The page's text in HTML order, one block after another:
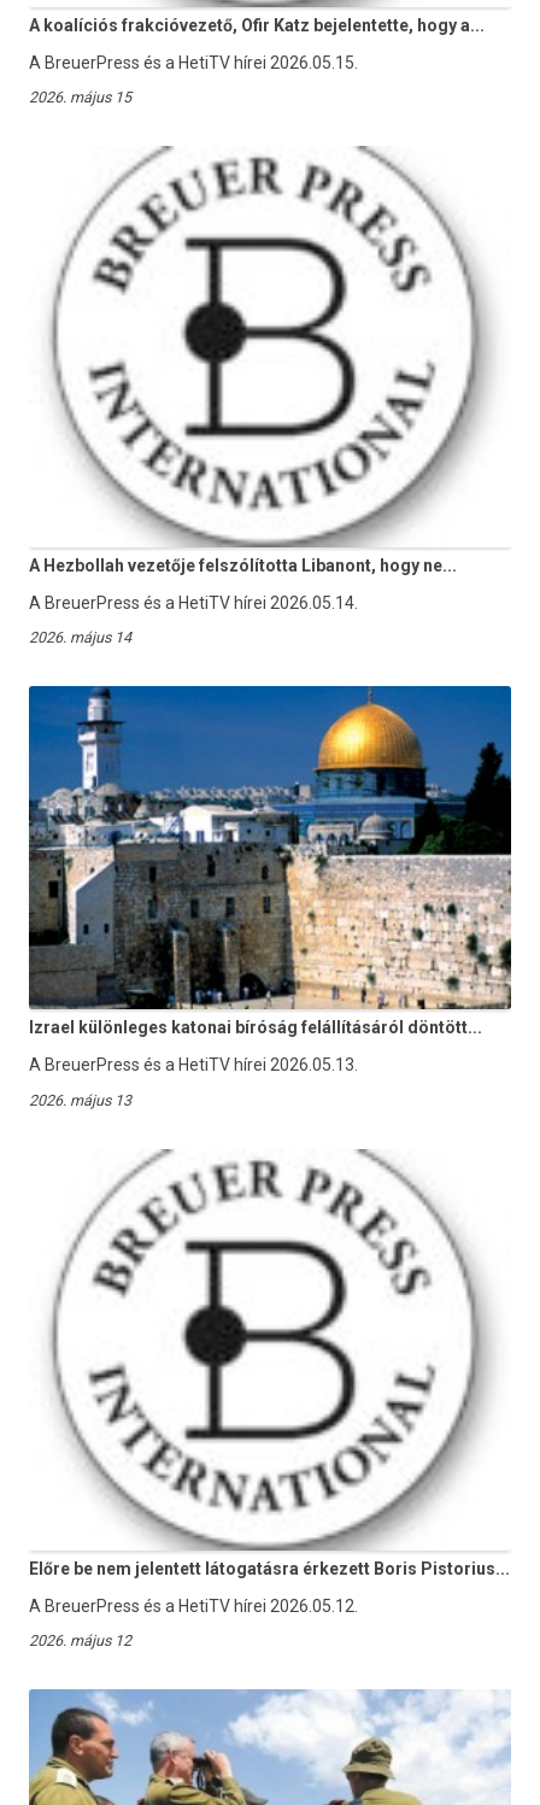
A koalíciós frakcióvezető, Ofir Katz bejelentette, hogy a...
A BreuerPress és a HetiTV hírei 2026.05.15.
2026. május 15
A Hezbollah vezetője felszólította Libanont, hogy ne...
A BreuerPress és a HetiTV hírei 2026.05.14.
2026. május 14
Izrael különleges katonai bíróság felállításáról döntött...
A BreuerPress és a HetiTV hírei 2026.05.13.
2026. május 13
Előre be nem jelentett látogatásra érkezett Boris Pistorius...
A BreuerPress és a HetiTV hírei 2026.05.12.
2026. május 12